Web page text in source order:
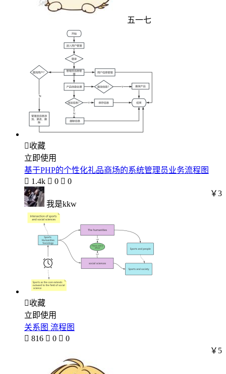
五一七
收藏
立即使用
基于PHP的个性化礼品商场的系统管理员业务流程图
 1.4k  0  0
我是kkw
￥3
收藏
立即使用
关系图 流程图
 816  0  0
￥5